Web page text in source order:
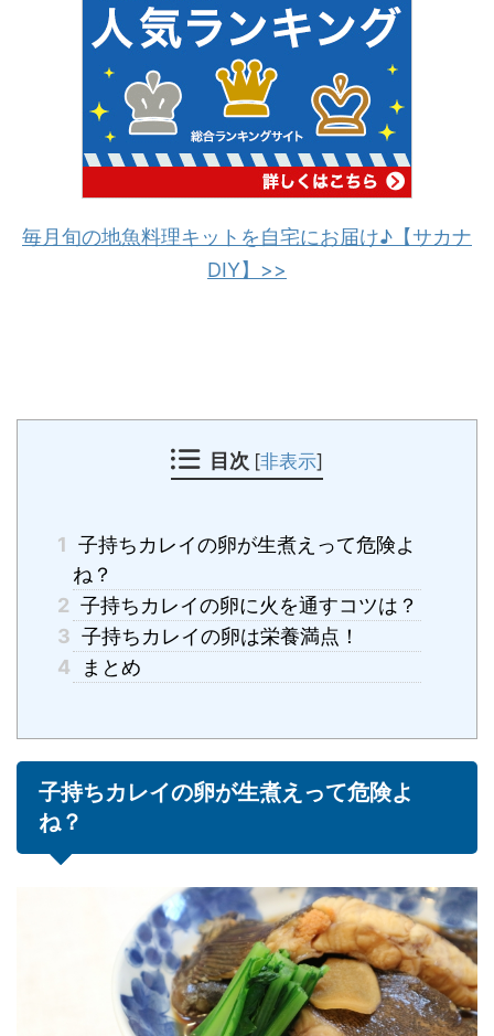
毎月旬の地魚料理キットを自宅にお届け♪【サカナ
DIY】>>
目次 [非表示]
1 子持ちカレイの卵が生煮えって危険よ
ね？
2 子持ちカレイの卵に火を通すコツは？
3 子持ちカレイの卵は栄養満点！
4
まとめ
子持ちカレイの卵が生煮えって危険よ
ね？